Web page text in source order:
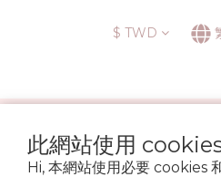
此網站使用
Hi, 本網站使用必要 cookies
$ TWD
運送方式
退換貨政策
Copyright © 2022